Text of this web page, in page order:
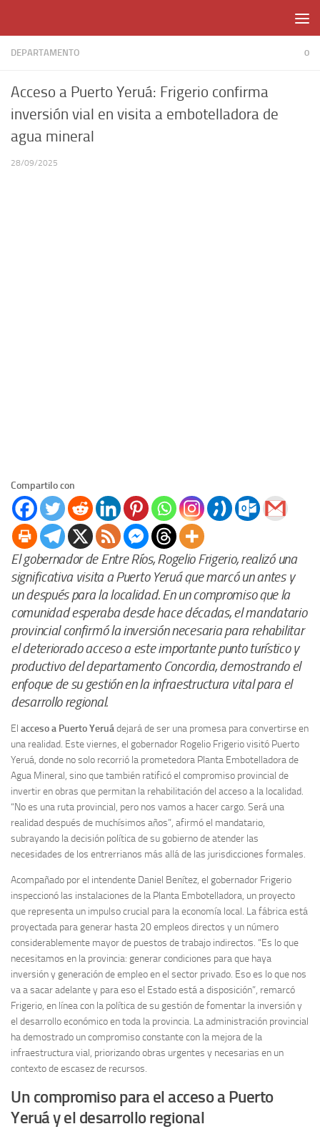
DEPARTAMENTO 0
Acceso a Puerto Yeruá: Frigerio confirma
inversión vial en visita a embotelladora de
agua mineral
28/09/2025
Compartilo con
El gobernador de Entre Ríos, Rogelio Frigerio, realizó una
significativa visita a Puerto Yeruá que marcó un antes y
un después para la localidad. En un compromiso que la
comunidad esperaba desde hace décadas, el mandatario
provincial confirmó la inversión necesaria para rehabilitar
el deteriorado acceso a este importante punto turístico y
productivo del departamento Concordia, demostrando el
enfoque de su gestión en la infraestructura vital para el
desarrollo regional.
El acceso a Puerto Yeruádejará de ser una promesa para convertirse en
una realidad. Este viernes, el gobernador Rogelio Frigerio visitó Puerto
Yeruá, donde no solo recorrió la prometedora Planta Embotelladora de
Agua Mineral, sino que también ratificó el compromiso provincial de
invertir en obras que permitan la rehabilitación del acceso a la localidad.
“No es una ruta provincial, pero nos vamos a hacer cargo. Será una
realidad después de muchísimos años”, afirmó el mandatario,
subrayando la decisión política de su gobierno de atender las
necesidades de los entrerrianos más allá de las jurisdicciones formales.
Acompañado por el intendente Daniel Benítez, el gobernador Frigerio
inspeccionó las instalaciones de la Planta Embotelladora, un proyecto
que representa un impulso crucial para la economía local. La fábrica está
proyectada para generar hasta 20 empleos directos y un número
considerablemente mayor de puestos de trabajo indirectos. “Es lo que
necesitamos en la provincia: generar condiciones para que haya
inversión y generación de empleo en el sector privado. Eso es lo que nos
va a sacar adelante y para eso el Estado está a disposición”, remarcó
Frigerio, en línea con la política de su gestión de fomentar la inversión y
el desarrollo económico en toda la provincia. La administración provincial
ha demostrado un compromiso constante con la mejora de la
infraestructura vial, priorizando obras urgentes y necesarias en un
contexto de escasez de recursos.
Un compromiso para el acceso a Puerto
Yeruá y el desarrollo regional